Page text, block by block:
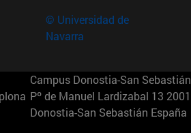
© Universidad de
Navarra
Campus Donostia-San Sebastián
Pº de Manuel Lardizabal 13
Donostia-San Sebastián España